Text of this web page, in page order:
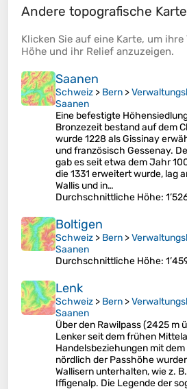
Andere topografische
Klicken Sie auf eine Karte, um ihre
Höhe und ihr Relief anzuzeigen.
Saanen
Schweiz > Bern >
Saanen
Eine befestigte
Bronzezeit bestand auf dem
wurde 1228 als Gissinay
und französisch Gessenay.
gab es seit etwa dem Jahr
die 1331 erweitert wurde, lag
Wallis und in…
Durchschnittliche Höhe:
Boltigen
Schweiz > Bern >
Saanen
Durchschnittliche Höhe:
Lenk
Schweiz > Bern >
Saanen
Über den Rawilpass (2425 m
Lenker seit dem frühen
Handelsbeziehungen mit dem
nördlich der Passhöhe
Wallisern unterhalten, wie z.
Iffigenalp. Die Legende der